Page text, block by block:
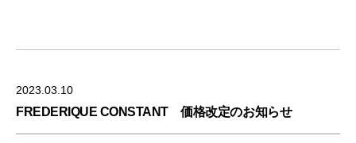
2023.03.10
FREDERIQUE CONSTANT 価格改定のお知らせ